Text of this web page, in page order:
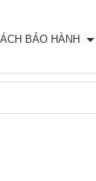
BẢO HÀNH